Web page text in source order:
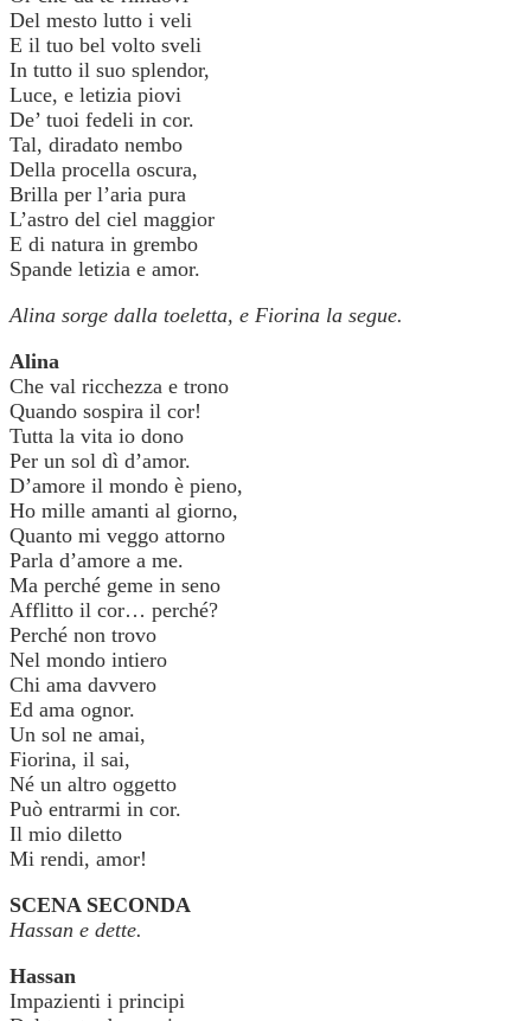
Del mesto lutto i veli
E il tuo bel volto sveli
In tutto il suo splendor,
Luce, e letizia piovi
De’ tuoi fedeli in cor.
Tal, diradato nembo
Della procella oscura,
Brilla per l’aria pura
L’astro del ciel maggior
E di natura in grembo
Spande letizia e amor.
Alina sorge dalla toeletta, e Fiorina la segue.
Alina
Che val ricchezza e trono
Quando sospira il cor!
Tutta la vita io dono
Per un sol dì d’amor.
D’amore il mondo è pieno,
Ho mille amanti al giorno,
Quanto mi veggo attorno
Parla d’amore a me.
Ma perché geme in seno
Afflitto il cor… perché?
Perché non trovo
Nel mondo intiero
Chi ama davvero
Ed ama ognor.
Un sol ne amai,
Fiorina, il sai,
Né un altro oggetto
Può entrarmi in cor.
Il mio diletto
Mi rendi, amor!
SCENA SECONDA
Hassan e dette.
Hassan
Impazienti i principi